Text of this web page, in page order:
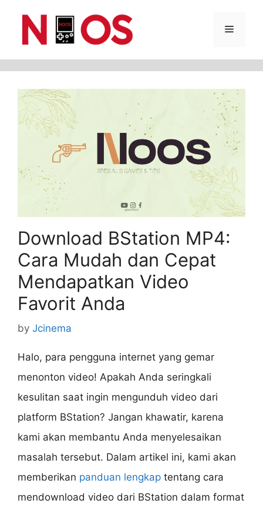
Menu
Download BStation MP4:
Cara Mudah dan Cepat
Mendapatkan Video
Favorit Anda
by Jcinema
Halo, para pengguna internet yang gemar
menonton video! Apakah Anda seringkali
kesulitan saat ingin mengunduh video dari
platform BStation? Jangan khawatir, karena
kami akan membantu Anda menyelesaikan
masalah tersebut. Dalam artikel ini, kami akan
memberikan panduan lengkap tentang cara
mendownload video dari BStation dalam format